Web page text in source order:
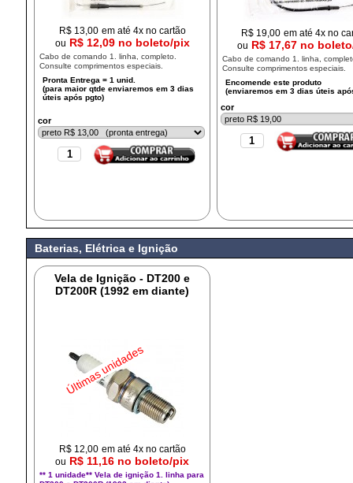
R$ 13,00 em até 4x no cartão
ou R$ 12,09 no boleto/pix
Cabo de comando 1. linha, completo.
Consulte comprimentos especiais.
cor
R$ 19,00 em até 4x no
ou R$ 17,67 no
Cabo de comando 1. linha,
Consulte comprimentos especiais.
cor
Baterias, Elétrica e Ignição
Vela de Ignição - DT200 e
DT200R (1992 em diante)
Últimas unidades
R$ 12,00 em até 4x no cartão
ou R$ 11,16 no boleto/pix
** 1 unidade** Vela de ignição 1. linha para